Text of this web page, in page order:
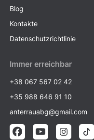
Blog
Kontakte
Datenschutzrichtlinie
Immer erreichbar
+38 067 567 02 42
+35 988 646 91 10
anterrauabg@gmail.com